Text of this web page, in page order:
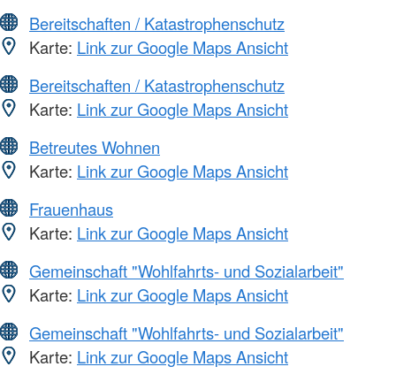
Bereitschaften / Katastrophenschutz
Karte: Link zur Google Maps Ansicht
Bereitschaften / Katastrophenschutz
Karte: Link zur Google Maps Ansicht
Betreutes Wohnen
Karte: Link zur Google Maps Ansicht
Frauenhaus
Karte: Link zur Google Maps Ansicht
Gemeinschaft "Wohlfahrts- und Sozialarbeit"
Karte: Link zur Google Maps Ansicht
Gemeinschaft "Wohlfahrts- und Sozialarbeit"
Karte: Link zur Google Maps Ansicht